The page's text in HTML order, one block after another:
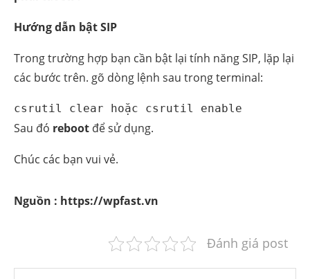
Hướng dẫn bật SIP
Trong trường hợp bạn cần bật lại tính năng SIP, lặp lại
các bước trên. gõ dòng lệnh sau trong terminal:
csrutil clear hoặc csrutil enable
Sau đó reboot để sử dụng.
Chúc các bạn vui vẻ.
Nguồn : https://wpfast.vn
Đánh giá post